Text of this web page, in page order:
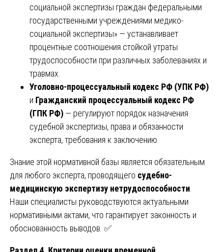
социальной экспертизы граждан федеральными
государственными учреждениями медико-
социальной экспертизы» — устанавливает
процентные соотношения стойкой утраты
трудоспособности при различных заболеваниях и
травмах.
Уголовно-процессуальный кодекс РФ (УПК РФ)
и Гражданский процессуальный кодекс РФ
(ГПК РФ) — регулируют порядок назначения
судебной экспертизы, права и обязанности
эксперта, требования к заключению.
Знание этой нормативной базы является обязательным
для любого эксперта, проводящего судебно-
медицинскую экспертизу нетрудоспособности
Наши специалисты руководствуются актуальными
нормативными актами, что гарантирует законность и
обоснованность выводов. ✅